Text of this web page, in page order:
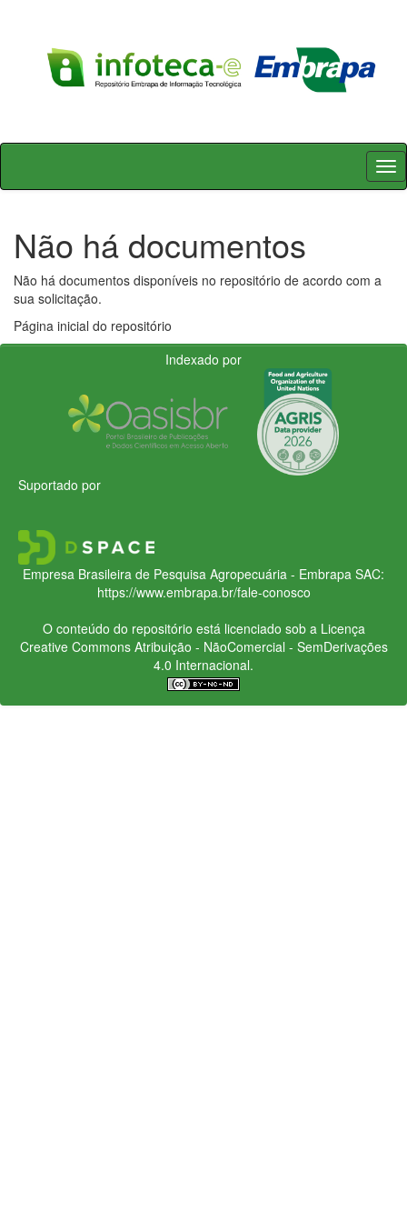
Skip
Não há documentos
Não há documentos disponíveis no repositório de acordo com a
sua solicitação.
Página inicial do repositório
Indexado por
Suportado por
Empresa Brasileira de Pesquisa Agropecuária - Embrapa SAC:
https://www.embrapa.br/fale-conosco
O conteúdo do repositório está licenciado sob a Licença
Creative CommonsAtribuição - NãoComercial - SemDerivações
4.0 Internacional.